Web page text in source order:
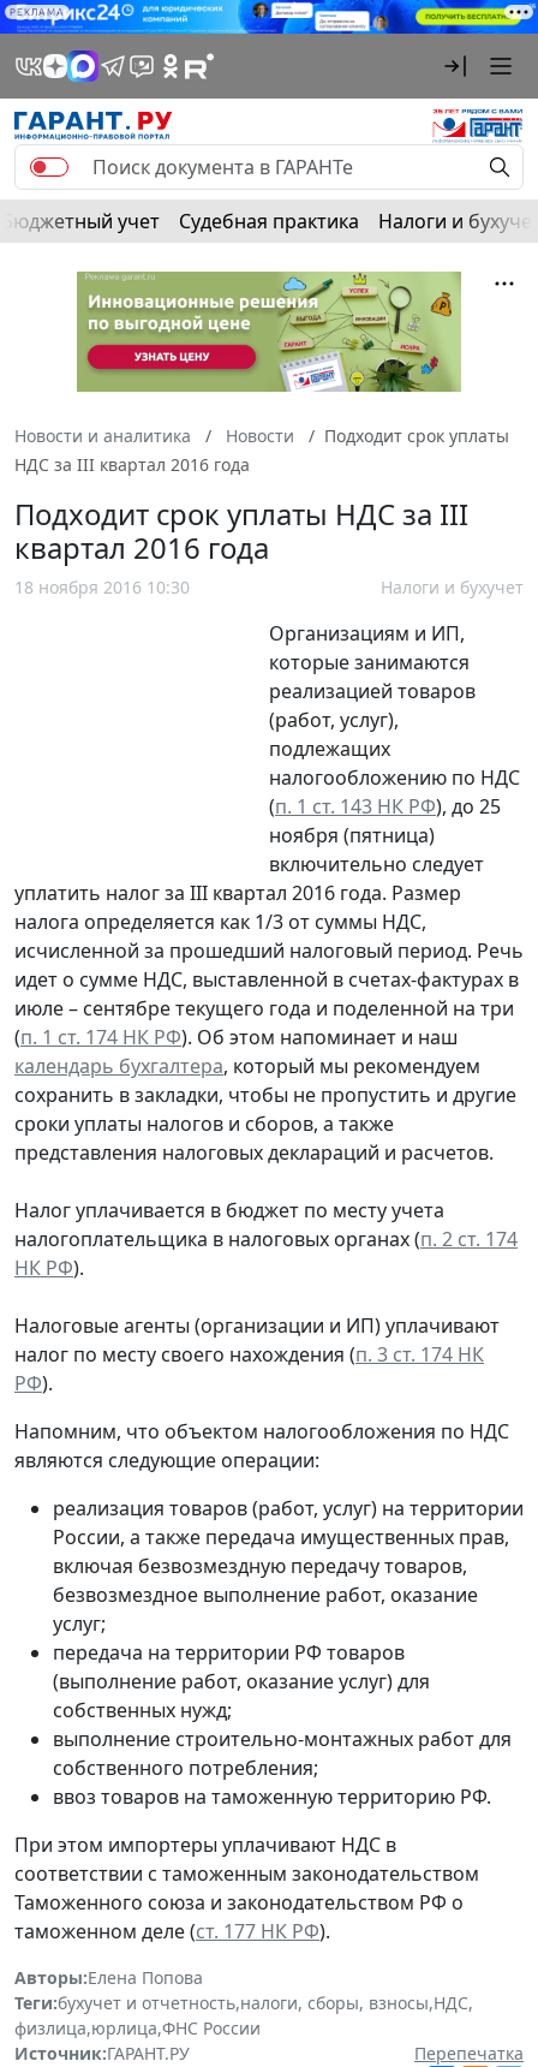
РЕКЛАМА
Бюджетный учет Судебная практика Налоги и
Новости и аналитика Новости
Подходит срок уплаты
НДС за III квартал 2016 года
Подходит срок уплаты НДС за III
квартал 2016 года
18 ноября 2016 10:30 Налоги и бухучет
Организациям и ИП,
которые занимаются
реализацией товаров
(работ, услуг),
подлежащих
налогообложению по НДС
(п. 1 ст. 143 НК РФ), до 25
ноября (пятница)
включительно следует
уплатить налог за III квартал 2016 года. Размер
налога определяется как 1/3 от суммы НДС,
исчисленной за прошедший налоговый период. Речь
идет о сумме НДС, выставленной в счетах-фактурах в
июле – сентябре текущего года и поделенной на три
(п. 1 ст. 174 НК РФ). Об этом напоминает и наш
календарь бухгалтера, который мы рекомендуем
сохранить в закладки, чтобы не пропустить и другие
сроки уплаты налогов и сборов, а также
представления налоговых деклараций и расчетов.
Налог уплачивается в бюджет по месту учета
налогоплательщика в налоговых органах (п. 2 ст. 174
НК РФ).
Налоговые агенты (организации и ИП) уплачивают
налог по месту своего нахождения (п. 3 ст. 174 НК
РФ).
Напомним, что объектом налогообложения по НДС
являются следующие операции:
реализация товаров (работ, услуг) на территории
России, а также передача имущественных прав,
включая безвозмездную передачу товаров,
безвозмездное выполнение работ, оказание
услуг;
передача на территории РФ товаров
(выполнение работ, оказание услуг) для
собственных нужд;
выполнение строительно-монтажных работ для
собственного потребления;
ввоз товаров на таможенную территорию РФ.
При этом импортеры уплачивают НДС в
соответствии с таможенным законодательством
Таможенного союза и законодательством РФ о
таможенном деле (ст. 177 НК РФ).
Авторы:Елена Попова
Теги:бухучет и отчетность,налоги, сборы, взносы,НДС,
физлица,юрлица,ФНС России
Источник:ГАРАНТ.РУ
Перепечатка